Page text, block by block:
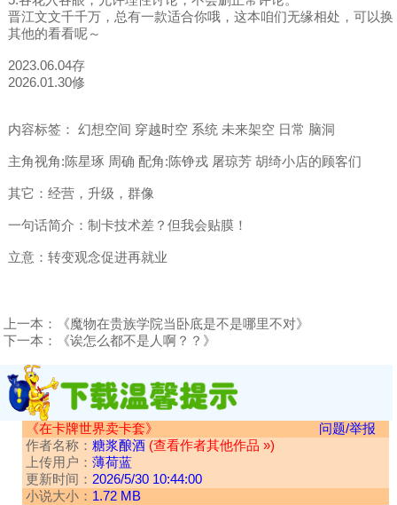
晋江文文千千万，总有一款适合你哦，这本咱们无缘相处，可以换
其他的看看呢～
2023.06.04存
2026.01.30修
内容标签： 幻想空间 穿越时空 系统 未来架空 日常 脑洞
主角视角:陈星琢 周确 配角:陈铮戎 屠琼芳 胡绮小店的顾客们
其它：经营，升级，群像
一句话简介：制卡技术差？但我会贴膜！
立意：转变观念促进再就业
上一本：
《魔物在贵族学院当卧底是不是哪里不对》
下一本：
《诶怎么都不是人啊？？》
《在卡牌世界卖卡套》
问题/举报
作者名称： 糖浆酿酒 (查看作者其他作品 »)
上传用户： 薄荷蓝
更新时间： 2026/5/30 10:44:00
小说大小： 1.72 MB